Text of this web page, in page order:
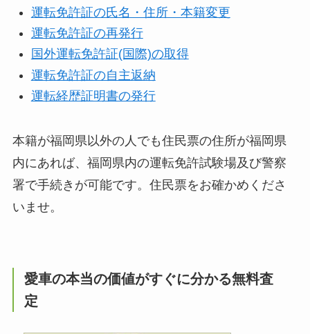
運転免許証の氏名・住所・本籍変更
運転免許証の再発行
国外運転免許証(国際)の取得
運転免許証の自主返納
運転経歴証明書の発行
本籍が福岡県以外の人でも住民票の住所が福岡県
内にあれば、福岡県内の運転免許試験場及び警察
署で手続きが可能です。住民票をお確かめくださ
いませ。
愛車の本当の価値がすぐに分かる無料査
定